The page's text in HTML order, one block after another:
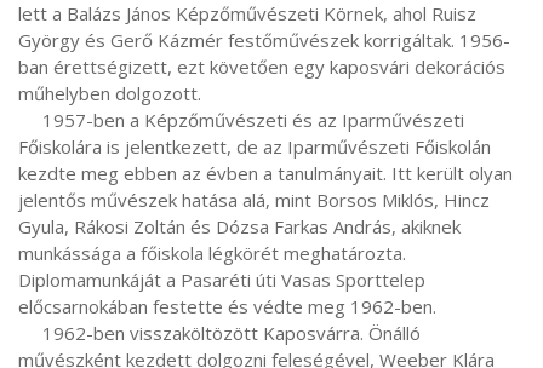
lett a Balázs János Képzőművészeti Körnek, ahol Ruisz
György és Gerő Kázmér festőművészek korrigáltak. 1956-
ban érettségizett, ezt követően egy kaposvári dekorációs
műhelyben dolgozott.
Főiskolára is jelentkezett, de az Iparművészeti Főiskolán
kezdte meg ebben az évben a tanulmányait. Itt került olyan
jelentős művészek hatása alá, mint Borsos Miklós, Hincz
Gyula, Rákosi Zoltán és Dózsa Farkas András, akiknek
munkássága a főiskola légkörét meghatározta.
Diplomamunkáját a Pasaréti úti Vasas Sporttelep
előcsarnokában festette és védte meg 1962-ben.
művészként kezdett dolgozni feleségével, Weeber Klára